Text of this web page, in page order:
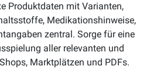
Produktdaten mit Varianten,
Medikationshinweise,
zentral. Sorge für eine
aller relevanten und
Marktplätzen und PDFs.